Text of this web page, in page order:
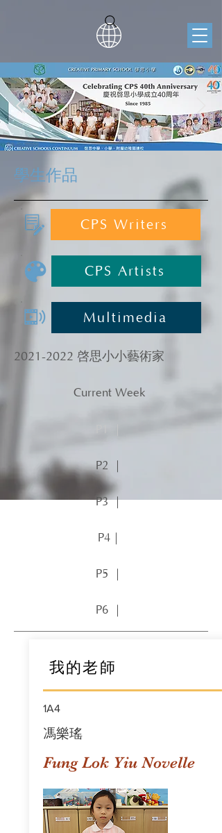
學生作品
CPS Writers
CPS Artists
Multimedia
2021-2022 啓思小小藝術家
Current Week
P2 ｜
P3 ｜
P4｜
P5 ｜
P6 ｜
我的老師
1A4
馮樂瑤
Fung Lok Yiu Novelle